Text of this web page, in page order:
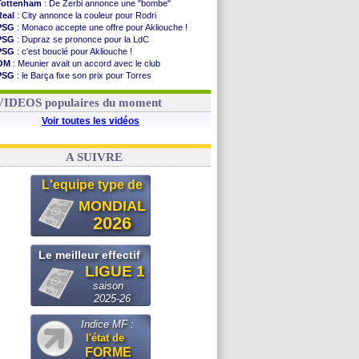
: De Zerbi annonce une "bombe"
: City annonce la couleur pour Rodri
: Monaco accepte une offre pour Akliouche !
: Dupraz se prononce pour la LdC
: c'est bouclé pour Akliouche !
: Meunier avait un accord avec le club
: le Barça fixe son prix pour Torres
: Infantino sollicite Trump
populaires du moment
Voir toutes les vidéos
A SUIVRE
L'equipe type de
MONDIAL
2026
Le meilleur effectif
LIGUE 1
saison
2025-26
Indice MF :
l'état de
FORME